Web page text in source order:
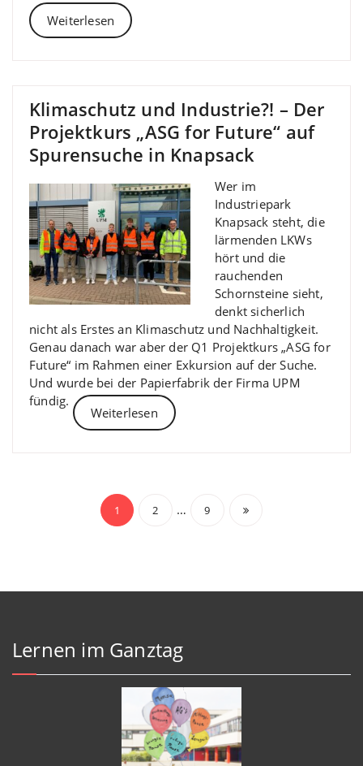
Weiterlesen
Klimaschutz und Industrie?! – Der
Projektkurs „ASG for Future“ auf
Spurensuche in Knapsack
Wer im
Industriepark
Knapsack steht, die
lärmenden LKWs
hört und die
rauchenden
Schornsteine sieht,
denkt sicherlich
nicht als Erstes an Klimaschutz und Nachhaltigkeit.
Genau danach war aber der Q1 Projektkurs „ASG for
Future“ im Rahmen einer Exkursion auf der Suche.
Und wurde bei der Papierfabrik der Firma UPM
fündig.
Weiterlesen
Beitragsnavigation
1 2 … 9
Lernen im Ganztag